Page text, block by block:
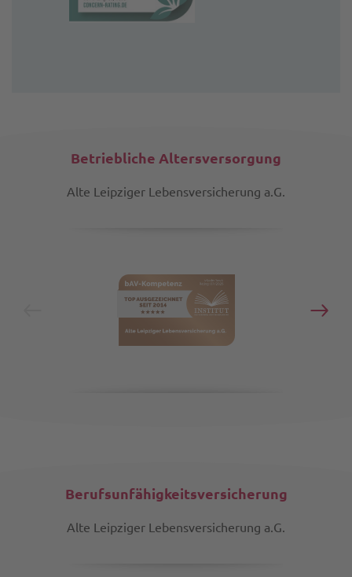
Betriebliche Altersversorgung
Alte Leipziger Lebensversicherung a.G.
Berufsunfähigkeitsversicherung
Alte Leipziger Lebensversicherung a.G.